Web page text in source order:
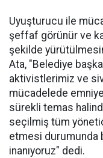
Uyuşturucu ile
şeffaf görünür ve
şekilde
Ata, "Belediye
aktivistlerimiz ve
mücadelede
sürekli temas
seçilmiş tüm
etmesi durumunda
inanıyoruz" dedi.